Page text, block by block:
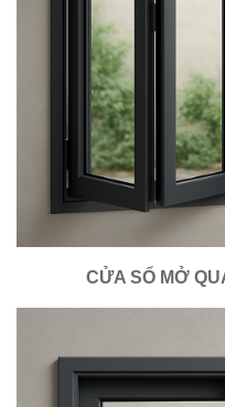
CỬA SỔ MỞ